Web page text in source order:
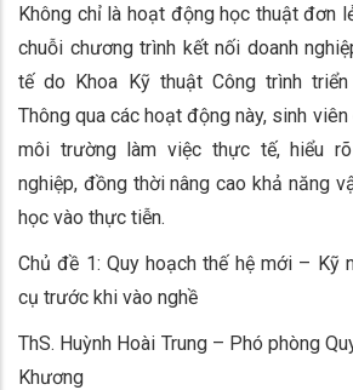
Không chỉ là hoạt động học thuật đơn
chuỗi chương trình kết nối doanh
tế do Khoa Kỹ thuật Công trình
Thông qua các hoạt động này, sinh
môi trường làm việc thực tế, hiểu
nghiệp, đồng thời nâng cao khả năng
học vào thực tiễn.
Chủ đề 1: Quy hoạch thế hệ mới – Kỹ
cụ trước khi vào nghề
ThS. Huỳnh Hoài Trung – Phó phòng
Khương